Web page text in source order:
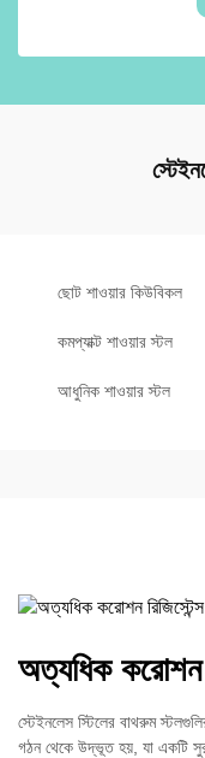
ছোট শাওয়ার কিউবিকল
কমপ্যাক্ট শাওয়ার স্টল
আধুনিক শাওয়ার স্টল
অত্যধিক করোশন
স্টেইনলেস স্টিলের বাথরুম
গঠন থেকে উদ্ভূত হয়, যা একটি